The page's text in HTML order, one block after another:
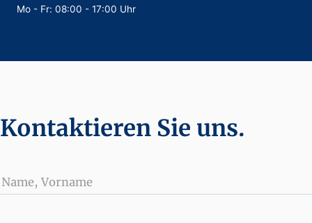
Mo - Fr: 08:00 - 17:00 Uhr
Kontaktieren Sie uns.
Name, Vorname